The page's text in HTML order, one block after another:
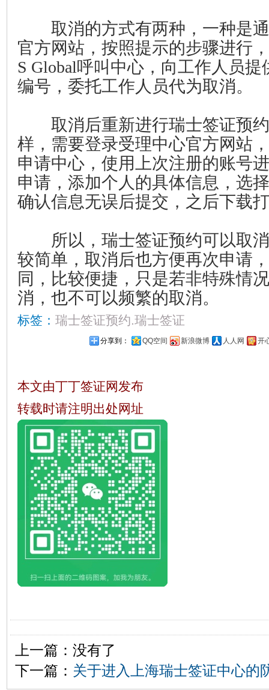
取消的方式有两种，一种是通
官方网站，按照提示的步骤进行
S Global呼叫中心，向工作人员
编号，委托工作人员代为取消。
取消后重新进行瑞士签证预约
样，需要登录受理中心官方网站
申请中心，使用上次注册的账号
申请，添加个人的具体信息，选
确认信息无误后提交，之后下载
所以，瑞士签证预约可以取消
较简单，取消后也方便再次申请
同，比较便捷，只是若非特殊情
消，也不可以频繁的取消。
标签： 瑞士签证预约.瑞士签证
分享到： QQ空间 新浪微博 人人网 开
本文由丁丁签证网发布
转载时请注明出处网址
上一篇：没有了
下一篇： 关于进入上海瑞士签证中心的